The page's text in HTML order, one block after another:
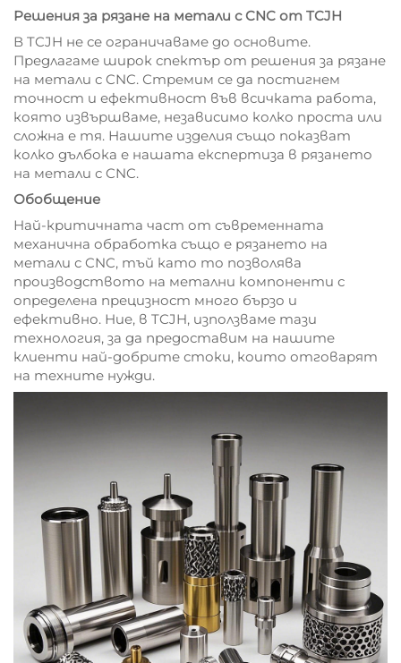
Решения за рязане на метали с CNC от TCJH
В TCJH не се ограничаваме до основите.
Предлагаме широк спектър от решения за рязане
на метали с CNC. Стремим се да постигнем
точност и ефективност във всичката работа,
която извършваме, независимо колко проста или
сложна е тя. Нашите изделия също показват
колко дълбока е нашата експертиза в рязането
на метали с CNC.
Обобщение
Най-критичната част от съвременната
механична обработка също е рязането на
метали с CNC, тъй като то позволява
производството на метални компоненти с
определена прецизност много бързо и
ефективно. Ние, в TCJH, използваме тази
технология, за да предоставим на нашите
клиенти най-добрите стоки, които отговарят
на техните нужди.